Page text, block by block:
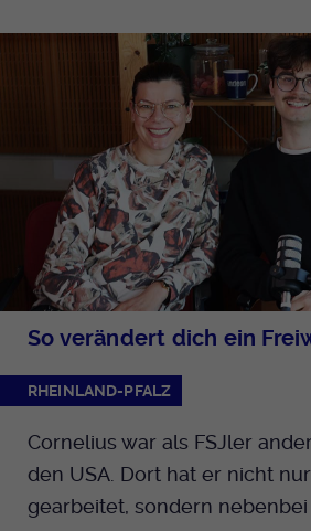
So verändert dich ein
RHEINLAND-PFALZ
Cornelius war als FSJler
den USA. Dort hat er nicht
gearbeitet, sondern